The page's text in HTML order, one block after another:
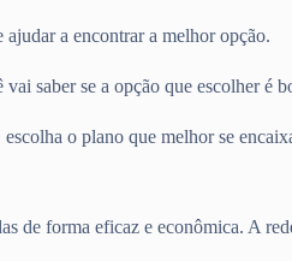
ajudar a encontrar a melhor opção.
saber se a opção que escolher é
o plano que melhor se
de forma eficaz e econômica. A